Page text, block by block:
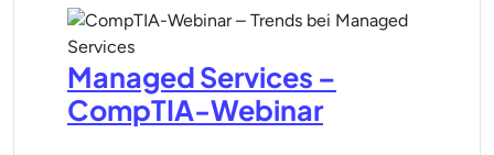
Managed Services –
CompTIA-Webinar